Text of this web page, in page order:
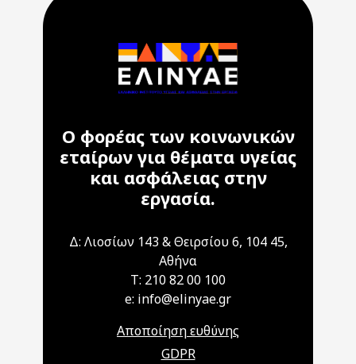
Ο φορέας των κοινωνικών
εταίρων για θέματα υγείας
και ασφάλειας στην
εργασία.
Δ: Λιοσίων 143 & Θειρσίου 6, 104 45,
Αθήνα
T: 210 82 00 100
e: info@elinyae.gr
Αποποίηση ευθύνης
GDPR